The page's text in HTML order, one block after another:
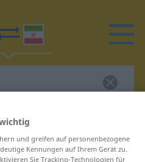
Übersetzung für
und greifen auf personenbezogene
Kennungen auf Ihrem Gerät zu.
Sie Tracking-Technologien für